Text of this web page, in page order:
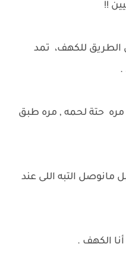
!!
للكهف، تمد
.
مره حتة لحمه , مره طبق
مانوصل التبه اللى عند
الكهف .